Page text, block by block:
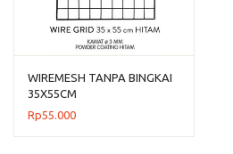
WIREMESH TANPA BINGKAI
35X55CM
Rp55.000